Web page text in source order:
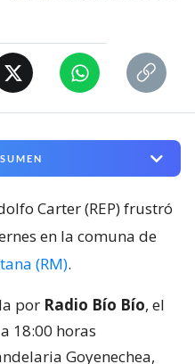
Carter (REP) frustró
en la comuna de
(RM).
por Radio Bío Bío, el
18:00 horas
Goyenechea,